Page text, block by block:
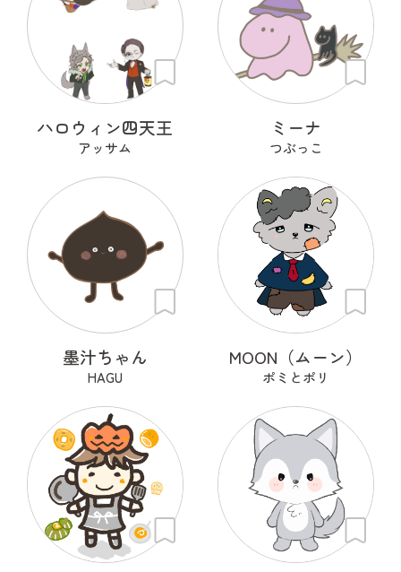
ハロウィン四天王
アッサム
ミーナ
つぶっこ
墨汁ちゃん
HAGU
MOON（ムーン）
ポミとポリ